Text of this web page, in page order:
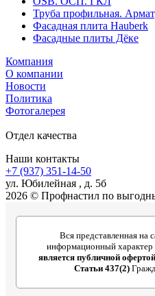
Труба профильная.
Фасадная плита Hauberk
Фасадные плиты Дёке
Компания
О компании
Новости
Политика
Фотогалерея
Отдел качества
Наши контакты
+7 (937) 351-14-50
ул. Юбилейная , д. 5б
2026 © Профнастил по
Вся представленная на
информационный характер
является публичной офертой
Статьи 437(2)